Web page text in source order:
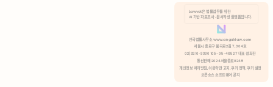
분석 쿠키 허용
Lawvot은 법률업무를 위한
AI 기반 자료조사 · 문서작성 플랫폼입니다.
안국법률사무소 www.anguklaw.com
서울시 종로구 율곡로2길 7, 304호
02)3210-3330 105-05-48527 대표 정희찬
통신판매 2024서울종로0248
개인정보 처리방침, 이용약관 고지, 쿠키 정책, 쿠키 설정
오픈소스 소프트웨어 공지